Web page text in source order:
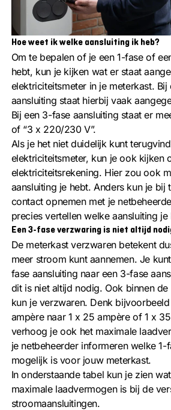
Hoe weet ik welke aansluiting ik heb?
Om te bepalen of je een 1-fase of
hebt, kun je kijken wat er staat
elektriciteitsmeter in je meterkast. Bij
aansluiting staat hierbij vaak
Bij een 3-fase aansluiting staat er
of “3 x 220/230 V”.
Als je het niet duidelijk kunt
elektriciteitsmeter, kun je ook kijken
elektriciteitsrekening. Hier zou ook
aansluiting je hebt. Anders kun je bij
contact opnemen met je
precies vertellen welke aansluiting je
Een 3-fase verzwaring is niet altijd
De meterkast verzwaren betekent
meer stroom kunt aannemen. Je
fase aansluiting naar een 3-fase
dit is niet altijd nodig. Ook binnen de
kun je verzwaren. Denk bijvoorbeeld
ampère naar 1 x 25 ampère of 1 x
verhoog je ook het maximale
je netbeheerder informeren welke 1-
mogelijk is voor jouw meterkast.
In onderstaande tabel kun je zien
maximale laadvermogen is bij de
stroomaansluitingen.